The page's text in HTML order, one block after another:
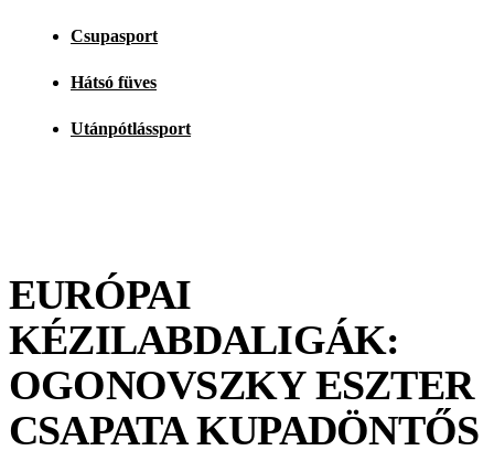
Csupasport
Hátsó füves
Utánpótlássport
EURÓPAI
KÉZILABDALIGÁK:
OGONOVSZKY ESZTER
CSAPATA KUPADÖNTŐS